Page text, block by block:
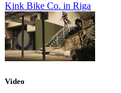
Kink Bike Co. in Riga
Video